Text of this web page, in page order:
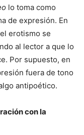
lo toma como
de expresión. En
erotismo se
al lector a que lo
Por supuesto, en
fuera de tono
antipoético.
con la